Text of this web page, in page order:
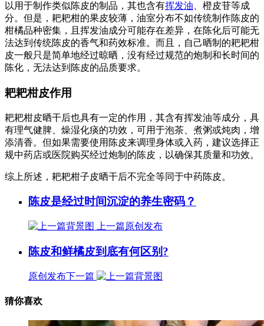
以用于制作类似陈皮的制品，其也含有挥发油 、橙皮苷等成
分。但是，耙耙柑的果皮较薄，油室分布不如传统制作陈皮的
柑橘品种密集，且挥发油成分可能存在差异，在陈化后可能无
法达到传统陈皮的香气和药效标准。而且，自己晒制的耙耙柑
皮一般只是简单地经过晾晒，没有经过规范的炮制和长时间的
陈化，无法达到陈皮的品质要求。
耙耙柑皮作用
耙耙柑皮晒干后也具有一定的作用，其含有挥发油等成分，具
有理气健脾、燥湿化痰的功效，可用于泡茶、煮粥或炖肉，增
添清香。但如果需要使用陈皮来调理身体或入药，建议选择正
规中药店或医院购买经过炮制的陈皮，以确保其质量和功效。
综上所述，耙耙柑子皮晒干后不完全等同于中药陈皮。
陈皮是经过时间沉淀的养生密码？
上一篇原创发布
陈皮和鲜橘皮到底有何区别?
原创发布下一篇
猜你喜欢